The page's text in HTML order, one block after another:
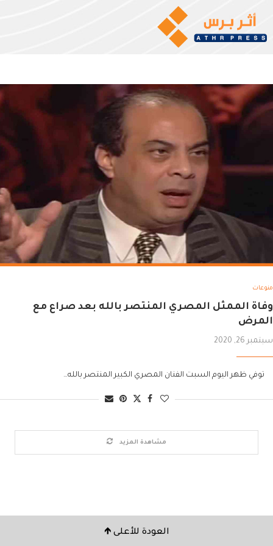
منوعات
وفاة الممثل المصري المنتصر بالله بعد صراع مع
المرض
سبتمبر 26, 2020
توفي ظهر اليوم السبت الفنان المصري الكبير المنتصر بالله…
مشاهدة المزيد
العودة للأعلى 🡹